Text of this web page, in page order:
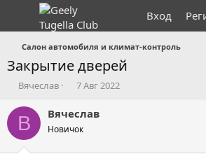
Вход
Салон автомобиля и климат-контроль
Закрытие дверей
А
т
о
т
Вячеслав
Д
т
н
7 Авг 2022
В Вячеслав
Новичок